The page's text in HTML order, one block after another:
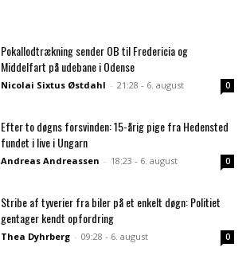
Pokallodtrækning sender OB til Fredericia og
Middelfart på udebane i Odense
Nicolai Sixtus Østdahl - 21:28 - 6. august 0
Efter to døgns forsvinden: 15-årig pige fra Hedensted
fundet i live i Ungarn
Andreas Andreassen - 18:23 - 6. august 0
Stribe af tyverier fra biler på et enkelt døgn: Politiet
gentager kendt opfordring
Thea Dyhrberg - 09:28 - 6. august 0